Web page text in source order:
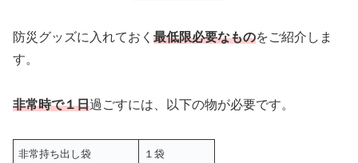
防災グッズに入れておく 最低限必要なものをご紹介しま
す。
非常時で１日過ごすには、以下の物が必要です。
非常持ち出し袋 １袋